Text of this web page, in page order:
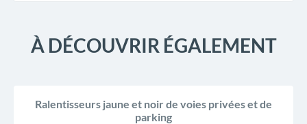
À DÉCOUVRIR ÉGALEMENT
Ralentisseurs jaune et noir de voies privées et de
parking